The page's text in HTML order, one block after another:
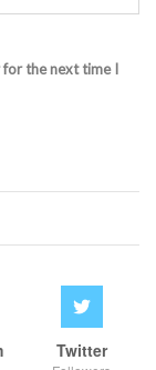
for the next time I
Twitter